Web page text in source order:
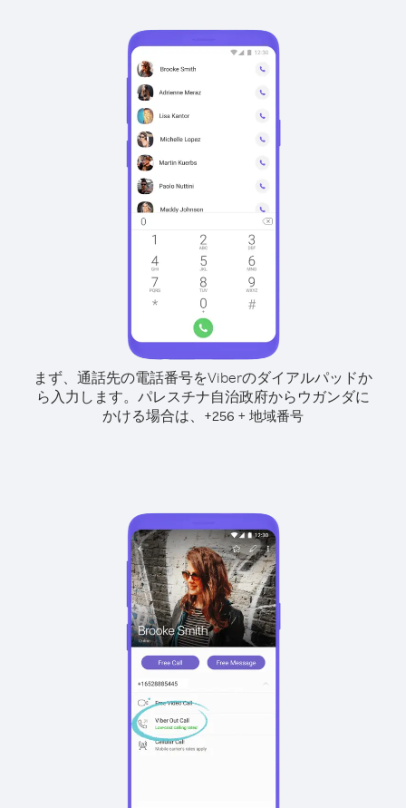
まず、通話先の電話番号をViberのダイアルパッドか
ら入力します。 パレスチナ自治政府からウガンダに
かける場合は、 +256 + 地域番号